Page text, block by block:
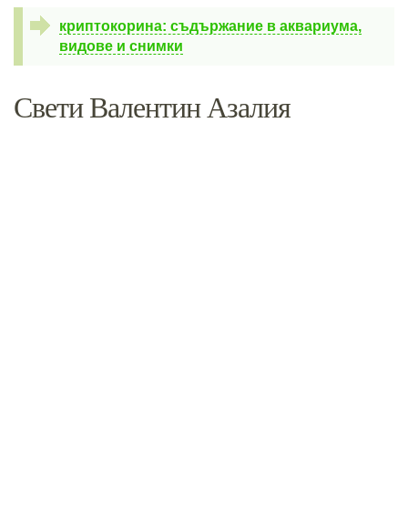
криптокорина: съдържание в аквариума,
видове и снимки
Свети Валентин Азалия